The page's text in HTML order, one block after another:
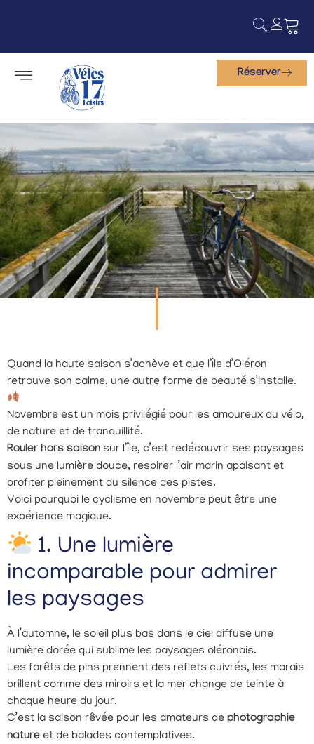
Réserver
Quand la haute saison s’achève et que l’île d’Oléron
retrouve son calme, une autre forme de beauté s’installe.
Novembre est un mois privilégié pour les amoureux du vélo,
de nature et de tranquillité.
Rouler hors saison sur l’île, c’est redécouvrir ses paysages
sous une lumière douce, respirer l’air marin apaisant et
profiter pleinement du silence des pistes.
Voici pourquoi le cyclisme en novembre peut être une
expérience magique.
1. Une lumière
incomparable pour admirer
les paysages
À l’automne, le soleil plus bas dans le ciel diffuse une
lumière dorée qui sublime les paysages oléronais.
Les forêts de pins prennent des reflets cuivrés, les marais
brillent comme des miroirs et la mer change de teinte à
chaque heure du jour.
C’est la saison rêvée pour les amateurs de photographie
nature et de balades contemplatives.